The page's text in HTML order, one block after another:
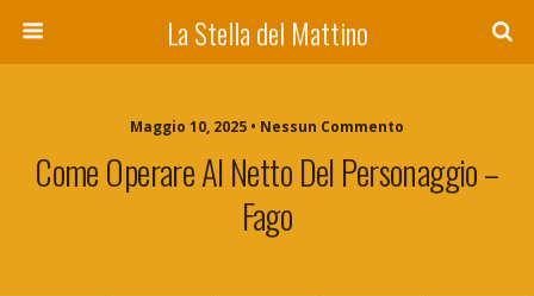
La Stella del Mattino
Maggio 10, 2025 • Nessun Commento
Come Operare Al Netto Del Personaggio –
Fago